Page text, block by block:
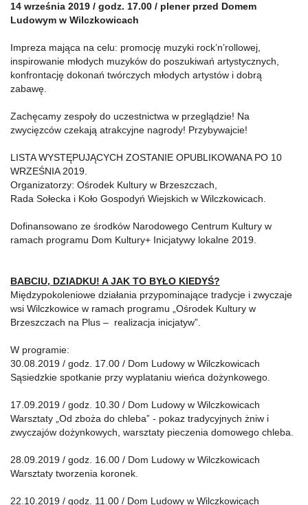
14 września 2019 / godz. 17.00 / plener przed Domem
Ludowym w Wilczkowicach
Impreza mająca na celu: promocję muzyki rock’n’rollowej,
inspirowanie młodych muzyków do poszukiwań artystycznych,
konfrontację dokonań twórczych młodych artystów i dobrą
zabawę.
Zachęcamy zespoły do uczestnictwa w przeglądzie! Na
zwycięzców czekają atrakcyjne nagrody! Przybywajcie!
LISTA WYSTĘPUJĄCYCH ZOSTANIE OPUBLIKOWANA PO 10
WRZEŚNIA 2019.
Organizatorzy: Ośrodek Kultury w Brzeszczach,
Rada Sołecka i Koło Gospodyń Wiejskich w Wilczkowicach.
Dofinansowano ze środków Narodowego Centrum Kultury w
ramach programu Dom Kultury+ Inicjatywy lokalne 2019.
BABCIU, DZIADKU! A JAK TO BYŁO KIEDYŚ?
Międzypokoleniowe działania przypominające tradycje i zwyczaje
wsi Wilczkowice w ramach programu „Ośrodek Kultury w
Brzeszczach na Plus – realizacja inicjatyw”.
W programie:
30.08.2019 / godz. 17.00 / Dom Ludowy w Wilczkowicach
Sąsiedzkie spotkanie przy wyplataniu wieńca dożynkowego.
17.09.2019 / godz. 10.30 / Dom Ludowy w Wilczkowicach
Warsztaty „Od zboża do chleba” - pokaz tradycyjnych żniw i
zwyczajów dożynkowych, warsztaty pieczenia domowego chleba.
28.09.2019 / godz. 16.00 / Dom Ludowy w Wilczkowicach
Warsztaty tworzenia koronek.
22.10.2019 / godz. 11.00 / Dom Ludowy w Wilczkowicach